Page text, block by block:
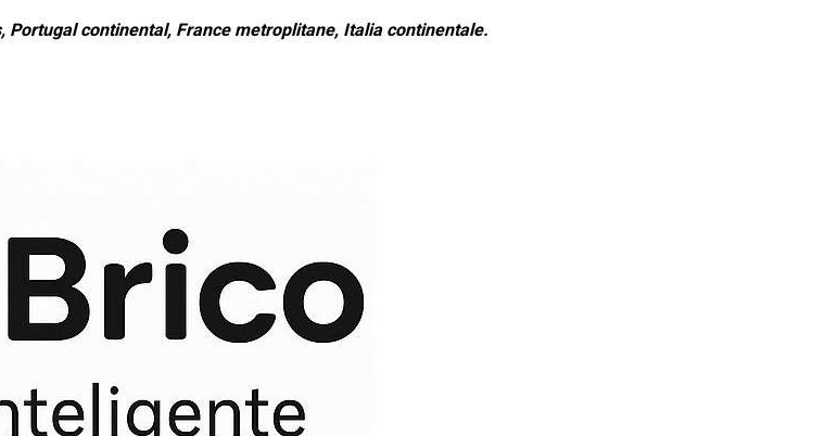
Portugal continental, France metroplitane, Italia continentale.